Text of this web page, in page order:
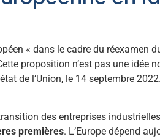
« dans le cadre du réexamen
proposition n’est pas une idée
de l’Union, le 14 septembre
des entreprises
premières. L’Europe dépend